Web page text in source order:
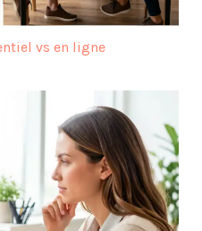
vs en ligne